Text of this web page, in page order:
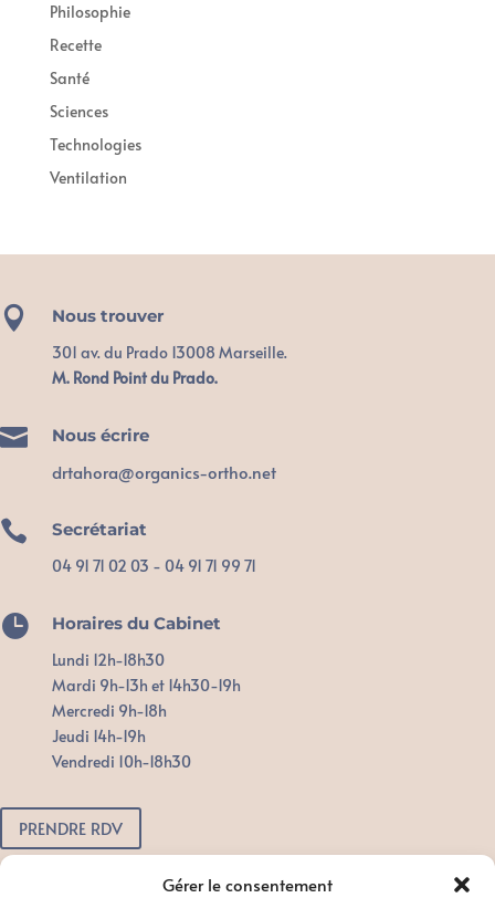
Gérer le consentement
Philosophie
Recette
Santé
Sciences
Technologies
Ventilation

Nous trouver
301 av. du Prado 13008 Marseille.
M. Rond Point du Prado.
 Nous écrire
drtahora@organics-ortho.net

Secrétariat
04 91 71 02 03 - 04 91 71 99 71

Horaires du Cabinet
Lundi 12h-18h30
Mardi 9h-13h et 14h30-19h
Mercredi 9h-18h
Jeudi 14h-19h
Vendredi 10h-18h30
PRENDRE RDV
Pour toute urgence, n'attendez pas.